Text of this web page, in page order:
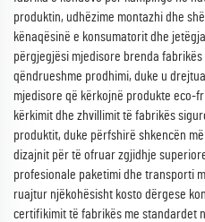
produktin, udhëzime montazhi dhe
kënaqësinë e konsumatorit dhe
përgjegjësi mjedisore brenda
qëndrueshme prodhimi, duke u
mjedisore që kërkojnë produkte eco-
kërkimit dhe zhvillimit të fabrikës
produktit, duke përfshirë shkencën
dizajnit për të ofruar zgjidhje
profesionale paketimi dhe transporti
ruajtur njëkohësisht kosto dërgese
certifikimit të fabrikës me standardet